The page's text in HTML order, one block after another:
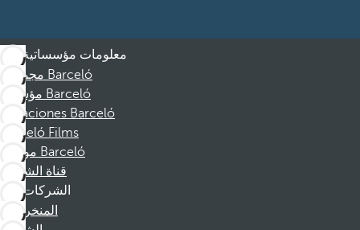
معلومات مؤسساتية
مجموعة Barceló
مؤسسة Barceló
Vacaciones Barceló
Barceló Films
موظفو Barceló
قناة الشكوى
الشركات
المنخرطين